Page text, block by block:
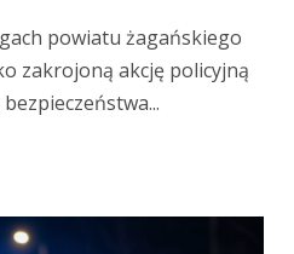
powiatu żagańskiego
zakrojoną akcję policyjną